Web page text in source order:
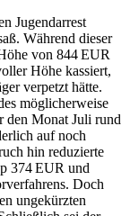
Jugendarrest
Während dieser
von 844 EUR
Höhe kassiert,
verpetzt hätte.
möglicherweise
den Monat Juli rund
auf noch
hin reduzierte
374 EUR und
Doch
ungekürzten